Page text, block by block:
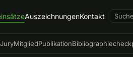
AuszeichnungenKontakt
JuryMitgliedPublikationBibliographie